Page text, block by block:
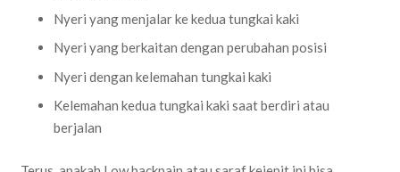
Nyeri yang menjalar ke kedua tungkai kaki
Nyeri yang berkaitan dengan perubahan posisi
Nyeri dengan kelemahan tungkai kaki
Kelemahan kedua tungkai kaki saat berdiri atau
berjalan